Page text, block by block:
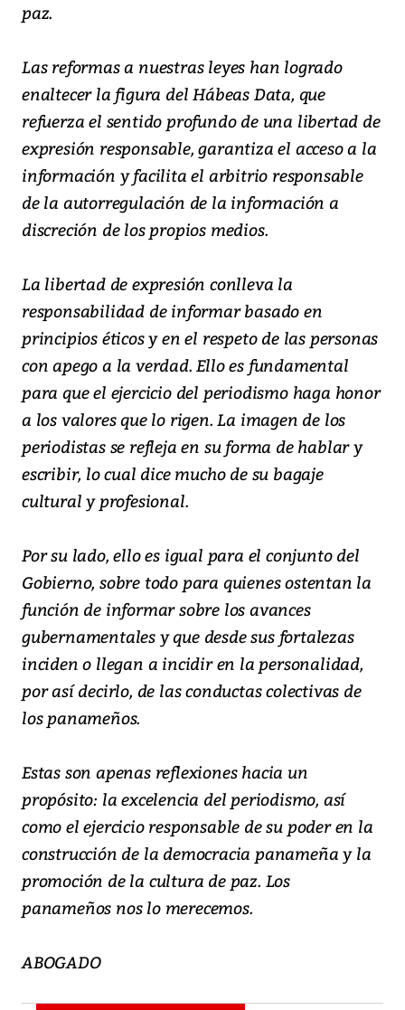
paz.
Las reformas a nuestras leyes han logrado
enaltecer la figura del Hábeas Data, que
refuerza el sentido profundo de una libertad de
expresión responsable, garantiza el acceso a la
información y facilita el arbitrio responsable
de la autorregulación de la información a
discreción de los propios medios.
La libertad de expresión conlleva la
responsabilidad de informar basado en
principios éticos y en el respeto de las personas
con apego a la verdad. Ello es fundamental
para que el ejercicio del periodismo haga honor
a los valores que lo rigen. La imagen de los
periodistas se refleja en su forma de hablar y
escribir, lo cual dice mucho de su bagaje
cultural y profesional.
Por su lado, ello es igual para el conjunto del
Gobierno, sobre todo para quienes ostentan la
función de informar sobre los avances
gubernamentales y que desde sus fortalezas
inciden o llegan a incidir en la personalidad,
por así decirlo, de las conductas colectivas de
los panameños.
Estas son apenas reflexiones hacia un
propósito: la excelencia del periodismo, así
como el ejercicio responsable de su poder en la
construcción de la democracia panameña y la
promoción de la cultura de paz. Los
panameños nos lo merecemos.
ABOGADO